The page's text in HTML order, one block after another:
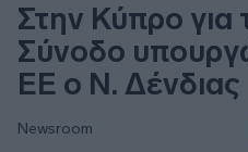
Στην Κύπρο για
Σύνοδο
ΕΕ ο Ν. Δένδιας
Newsroom